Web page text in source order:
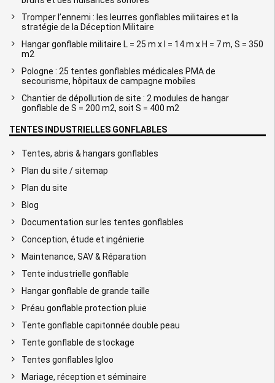
Tromper l’ennemi : les leurres gonflables militaires et la
stratégie de la Déception Militaire
Hangar gonflable militaire L = 25 m x l = 14 m x H = 7 m, S = 350
m2
Pologne : 25 tentes gonflables médicales PMA de
secourisme, hôpitaux de campagne mobiles
Chantier de dépollution de site : 2 modules de hangar
gonflable de S = 200 m2, soit S = 400 m2
TENTES INDUSTRIELLES GONFLABLES
Tentes, abris & hangars gonflables
Plan du site / sitemap
Plan du site
Blog
Documentation sur les tentes gonflables
Conception, étude et ingénierie
Maintenance, SAV & Réparation
Tente industrielle gonflable
Hangar gonflable de grande taille
Préau gonflable protection pluie
Tente gonflable capitonnée double peau
Tente gonflable de stockage
Tentes gonflables Igloo
Mariage, réception et séminaire